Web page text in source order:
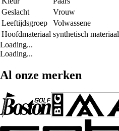
Geslacht
Vrouw
Leeftijdsgroep
Volwassene
Hoofdmateriaal synthetisch materiaal
Loading...
Loading...
Al onze merken